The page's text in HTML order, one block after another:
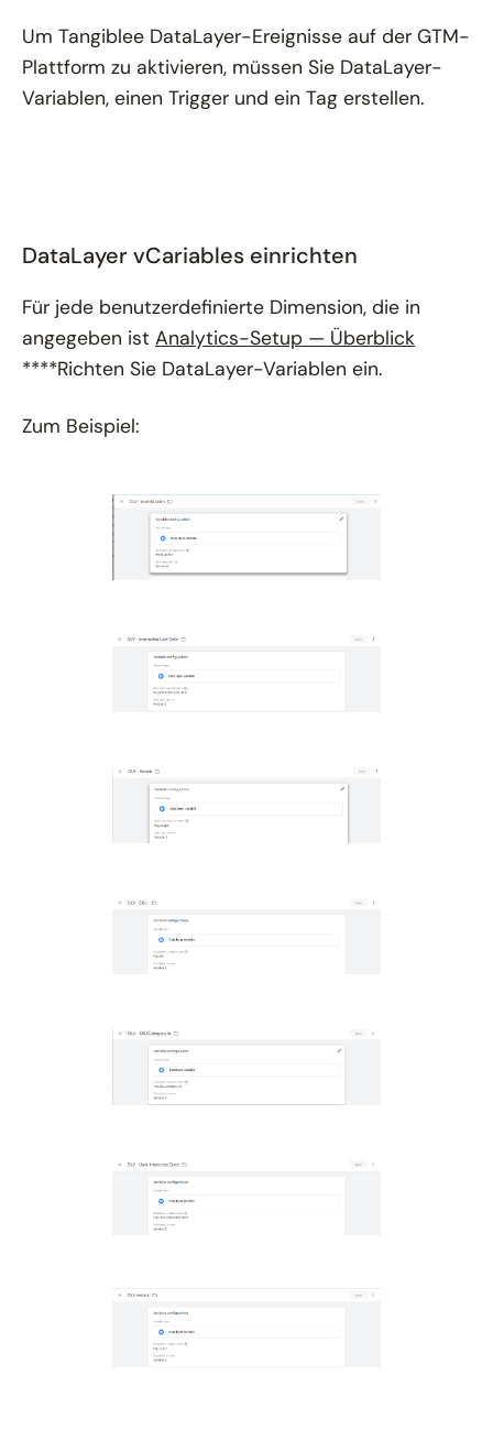
Um Tangiblee DataLayer-Ereignisse auf der GTM-
Plattform zu aktivieren, müssen Sie DataLayer-
Variablen, einen Trigger und ein Tag erstellen.
DataLayer vCariables einrichten
Für jede benutzerdefinierte Dimension, die in
angegeben ist Analytics-Setup — Überblick
****Richten Sie DataLayer-Variablen ein.
Zum Beispiel: